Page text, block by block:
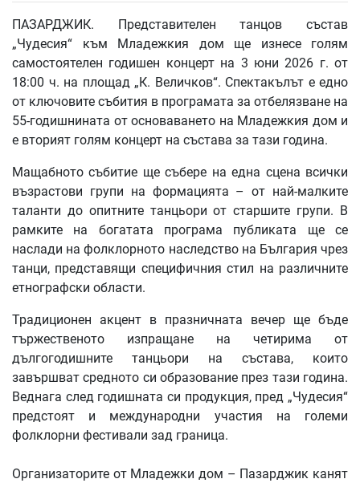
ПАЗАРДЖИК. Представителeн танцов състав
„Чудесия“ към Младежкия дом ще изнесе голям
самостоятелен годишен концерт на 3 юни 2026 г. от
18:00 ч. на площад „К. Величков“. Спектакълът е едно
от ключовите събития в програмата за отбелязване на
55-годишнината от основаването на Младежкия дом и
е вторият голям концерт на състава за тази година.
Мащабното събитие ще събере на една сцена всички
възрастови групи на формацията – от най-малките
таланти до опитните танцьори от старшите групи. В
рамките на богатата програма публиката ще се
наслади на фолклорното наследство на България чрез
танци, представящи специфичния стил на различните
етнографски области.
Традиционен акцент в празничната вечер ще бъде
тържественото изпращане на четирима от
дългогодишните танцьори на състава, които
завършват средното си образование през тази година.
Веднага след годишната си продукция, пред „Чудесия“
предстоят и международни участия на големи
фолклорни фестивали зад граница.
Организаторите от Младежки дом – Пазарджик канят